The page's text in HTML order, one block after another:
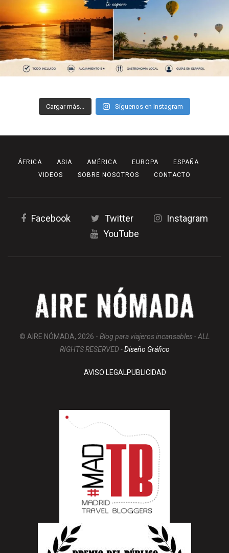
Cargar más... Síguenos en Instagram
ÁFRICA ASIA AMÉRICA EUROPA
ESPAÑA
VIDEOS
SOBRE NOSOTROS CONTACTO
Facebook Twitter
Instagram
YouTube
© AIRE NÓMADA, 2026 - Blog para viajeros incansables - ALL
RIGHTS RESERVED -Diseño Gráfico
AVISO LEGALPUBLICIDAD